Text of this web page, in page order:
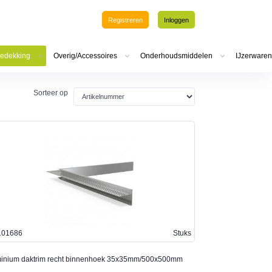
Registreren Inloggen
Overig/Accessoires Onderhoudsmiddelen IJzerwaren
Sorteer op
Stuks
daktrim recht binnenhoek 35x35mm/500x500mm